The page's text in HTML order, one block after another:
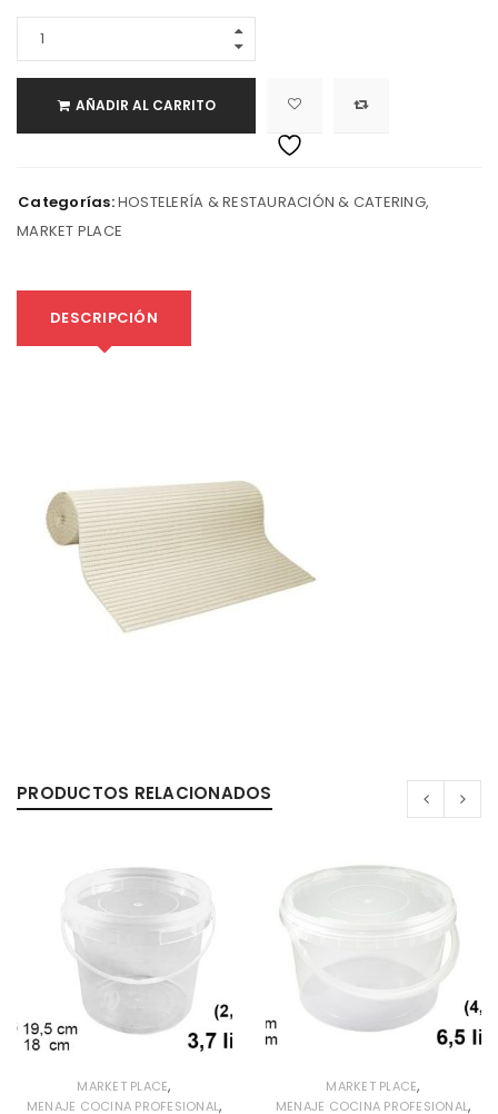
AÑADIR AL CARRITO
Categorías:HOSTELERÍA & RESTAURACIÓN & CATERING,
MARKET PLACE
DESCRIPCIÓN
PRODUCTOS RELACIONADOS
MARKET PLACE,
MENAJE COCINA PROFESIONAL,
MARKET PLACE,
MENAJE COCINA PROFESIONAL,